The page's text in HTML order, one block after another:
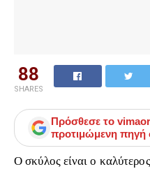
88
SHARES
Πρόσθεσε το
προτιμώμενη πηγή
Ο σκύλος είναι ο